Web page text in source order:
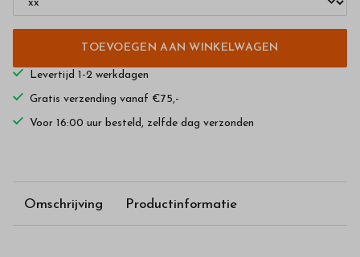
TOEVOEGEN AAN WINKELWAGEN
Levertijd 1-2 werkdagen
Gratis verzending vanaf €75,-
Voor 16:00 uur besteld, zelfde dag verzonden
Omschrijving Productinformatie